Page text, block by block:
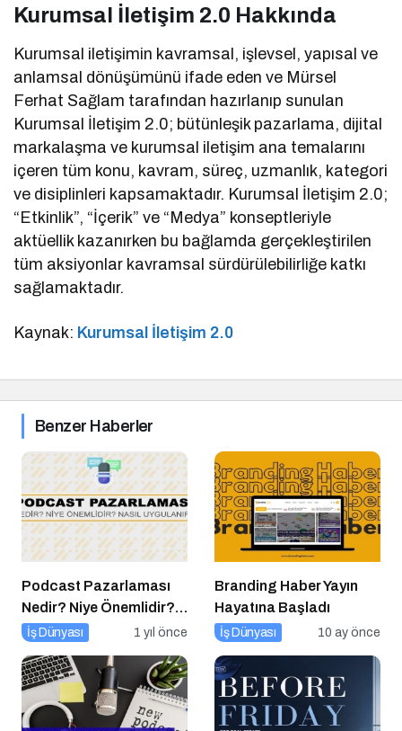
Kurumsal İletişim 2.0 Hakkında
Kurumsal iletişimin kavramsal, işlevsel, yapısal ve
anlamsal dönüşümünü ifade eden ve Mürsel
Ferhat Sağlam tarafından hazırlanıp sunulan
Kurumsal İletişim 2.0; bütünleşik pazarlama, dijital
markalaşma ve kurumsal iletişim ana temalarını
içeren tüm konu, kavram, süreç, uzmanlık, kategori
ve disiplinleri kapsamaktadır. Kurumsal İletişim 2.0;
“Etkinlik”, “İçerik” ve “Medya” konseptleriyle
aktüellik kazanırken bu bağlamda gerçekleştirilen
tüm aksiyonlar kavramsal sürdürülebilirliğe katkı
sağlamaktadır.
Kaynak: Kurumsal İletişim 2.0
Benzer Haberler
Podcast Pazarlaması
Nedir? Niye Önemlidir?
Podcast Pazarlaması
İş Dünyası 1 yıl önce
Branding Haber Yayın
Hayatına Başladı
İş Dünyası 10 ay önce